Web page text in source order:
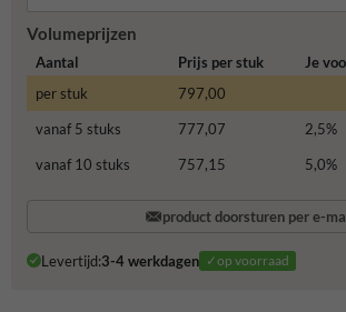
Volumeprijzen
Aantal Prijs per stuk
Je
per stuk
797,00
vanaf 5 stuks
777,07 2,5%
vanaf 10 stuks
757,15 5,0%
product doorsturen per e-
Levertijd:3-4 werkdagen ✓op voorraad